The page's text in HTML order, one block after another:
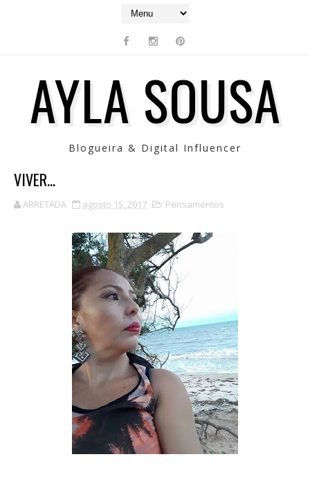
AYLA SOUSA
Blogueira & Digital Influencer
VIVER...
ARRETADA agosto 15, 2017 Pensamentos